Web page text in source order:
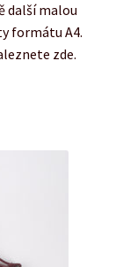
další malou
formátu A4.
zde.